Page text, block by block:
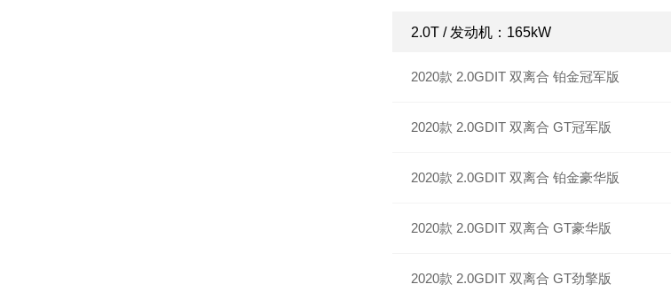
2.0T / 发动机：165kW
2020款 2.0GDIT 双离合 铂金冠军版
2020款 2.0GDIT 双离合 GT冠军版
2020款 2.0GDIT 双离合 铂金豪华版
2020款 2.0GDIT 双离合 GT豪华版
2020款 2.0GDIT 双离合 GT劲擎版